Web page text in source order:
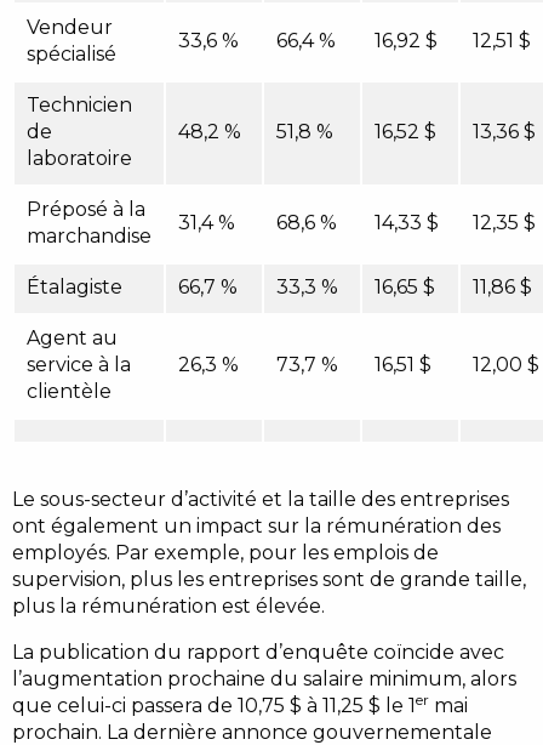
Vendeur
spécialisé
33,6 % 66,4 % 16,92 $ 12,51 $
Technicien
de
laboratoire
48,2 % 51,8 % 16,52 $ 13,36 $
Préposé à la
marchandise
31,4 % 68,6 % 14,33 $ 12,35 $
Étalagiste 66,7 % 33,3 % 16,65 $ 11,86 $
Agent au
service à la
clientèle
26,3 % 73,7 % 16,51 $ 12,00 $
Le sous-secteur d’activité et la taille des entreprises
ont également un impact sur la rémunération des
employés. Par exemple, pour les emplois de
supervision, plus les entreprises sont de grande taille,
plus la rémunération est élevée.
La publication du rapport d’enquête coïncide avec
l’augmentation prochaine du salaire minimum, alors
que celui-ci passera de 10,75 $ à 11,25 $ le 1er mai
prochain. La dernière annonce gouvernementale